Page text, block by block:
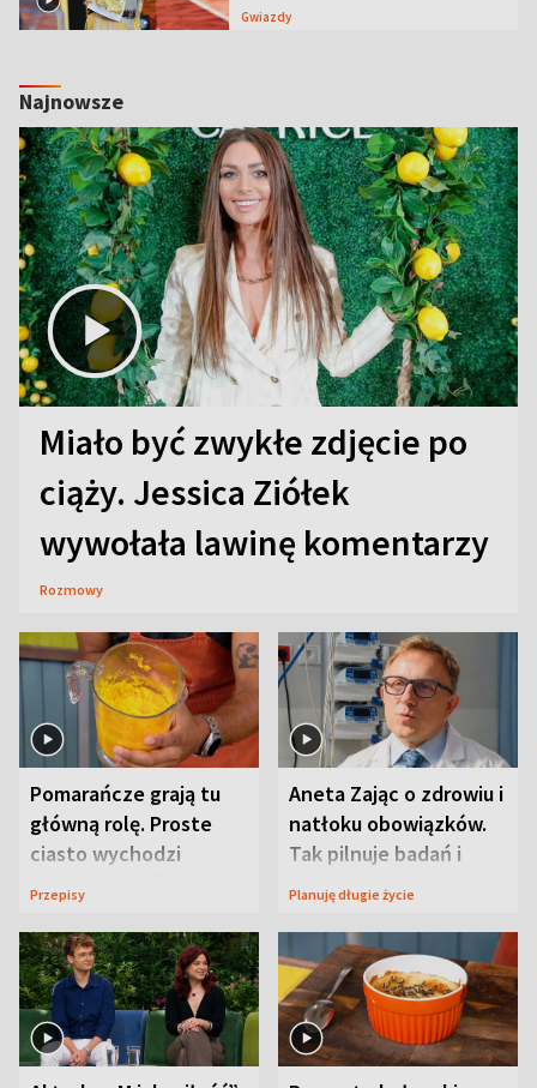
Gwiazdy
Najnowsze
Miało być zwykłe zdjęcie po
ciąży. Jessica Ziółek
wywołała lawinę komentarzy
Rozmowy
Pomarańcze grają tu
główną rolę. Proste
ciasto wychodzi
wyjątkowo wilgotne
Przepisy
Aneta Zając o zdrowiu i
natłoku obowiązków.
Tak pilnuje badań i
wizyt
Planuję długie życie